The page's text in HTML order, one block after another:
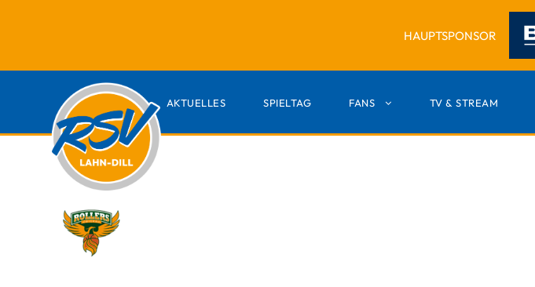
HAUPTSPONSOR
AKTUELLES SPIELTAG FANS TV & STREAM